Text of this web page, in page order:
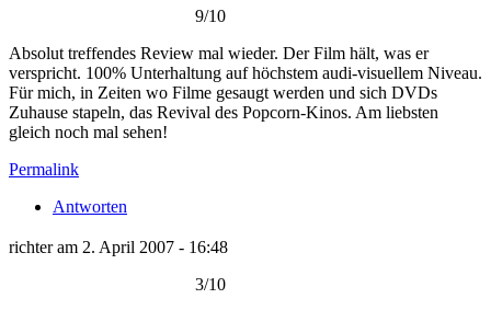
9/10
Absolut treffendes Review mal wieder. Der Film hält, was er
verspricht. 100% Unterhaltung auf höchstem audi-visuellem Niveau.
Für mich, in Zeiten wo Filme gesaugt werden und sich DVDs
Zuhause stapeln, das Revival des Popcorn-Kinos. Am liebsten
gleich noch mal sehen!
Permalink
Antworten
richter am 2. April 2007 - 16:48
3/10